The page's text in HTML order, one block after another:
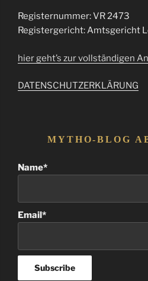
Registernummer: VR 2473
Registergericht: Amtsgericht
hier geht’s zur vollständigen
DATENSCHUTZERKLÄRUNG
MYTHO-BLOG
Name*
Email*